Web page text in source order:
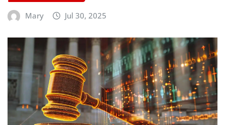
Mary
Jul 30, 2025